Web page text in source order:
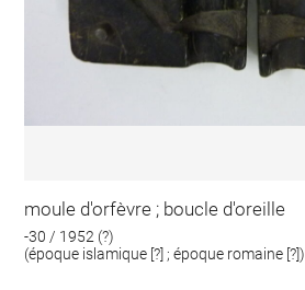
moule d'orfèvre ; boucle d'oreille
-30 / 1952 (?)
(époque islamique [?] ; époque romaine [?])